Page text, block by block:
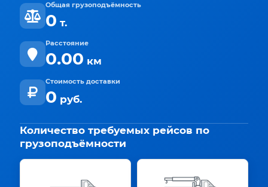
Общая грузоподъёмность
0 т.
Расстояние
0.00 км
Стоимость доставки
0 руб.
Количество требуемых рейсов по
грузоподъёмности